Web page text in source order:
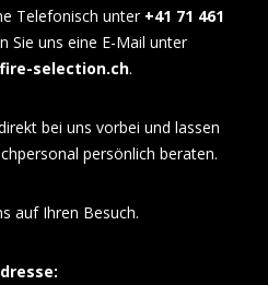
Telefonisch unter +41 71 461
Sie uns eine E-Mail unter
selection.ch.
bei uns vorbei und lassen
persönlich beraten.
auf Ihren Besuch.